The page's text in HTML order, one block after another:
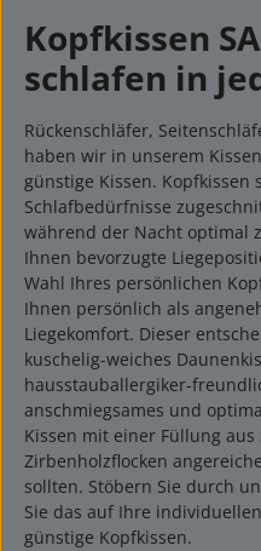
Kopfkissen
schlafen in
Rückenschläfer,
haben wir in unserem
günstige Kissen. Kopfkissen
Schlafbedürfnisse
während der Nacht optimal
Ihnen bevorzugte
Wahl Ihres persönlichen
Ihnen persönlich als
Liegekomfort. Dieser
kuschelig-weiches
hausstauballergiker-
anschmiegsames und
Kissen mit einer Füllung
Zirbenholzflocken
sollten. Stöbern Sie durch
Sie das auf Ihre
günstige Kopfkissen.